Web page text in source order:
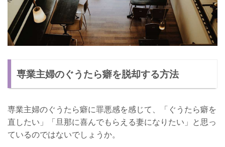
専業主婦のぐうたら癖を脱却する方法
専業主婦のぐうたら癖に罪悪感を感じて、「ぐうたら癖を
直したい」「旦那に喜んでもらえる妻になりたい」と思っ
ているのではないでしょうか。